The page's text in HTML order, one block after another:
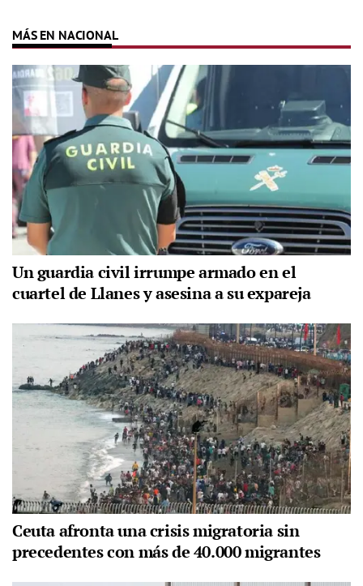
MÁS EN NACIONAL
Un guardia civil irrumpe armado en el
cuartel de Llanes y asesina a su expareja
Ceuta afronta una crisis migratoria sin
precedentes con más de 40.000 migrantes